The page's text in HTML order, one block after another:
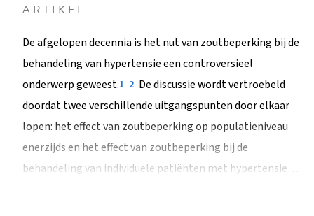
ARTIKEL
De afgelopen decennia is het nut van zoutbeperking bij de
behandeling van hypertensie een controversieel
onderwerp geweest.1 2 De discussie wordt vertroebeld
doordat twee verschillende uitgangspunten door elkaar
lopen: het effect van zoutbeperking op populatieniveau
enerzijds en het effect van zoutbeperking bij de
behandeling van individuele patiënten met hypertensie…